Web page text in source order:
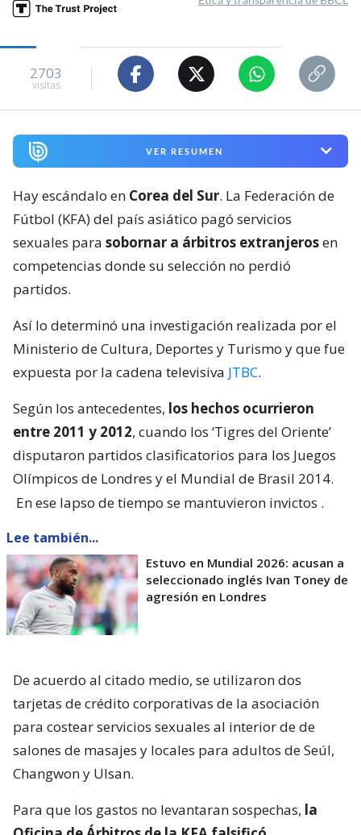
2703
visitas
VER RESUMEN
Hay escándalo en Corea del Sur. La Federación de
Fútbol (KFA) del país asiático pagó servicios
sexuales para sobornar a árbitros extranjerosen
competencias donde su selección no perdió
partidos.
Así lo determinó una investigación realizada por el
Ministerio de Cultura, Deportes y Turismo y que fue
expuesta por la cadena televisiva JTBC.
Según los antecedentes, los hechos ocurrieron
entre 2011 y 2012, cuando los ‘Tigres del Oriente’
disputaron partidos clasificatorios para los Juegos
Olímpicos de Londres y el Mundial de Brasil 2014.
En ese lapso de tiempo se mantuvieron invictos .
Lee también...
Estuvo en Mundial 2026: acusan a
seleccionado inglés Ivan Toney de
agresión en Londres
De acuerdo al citado medio, se utilizaron dos
tarjetas de crédito corporativas de la asociación
para costear servicios sexuales al interior de de
salones de masajes y locales para adultos de Seúl,
Changwon y Ulsan.
Para que los gastos no levantaran sospechas, la